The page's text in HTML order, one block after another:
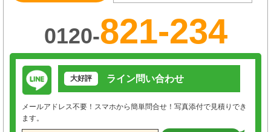
0120-821-234
大好評 ライン問い合わせ
メールアドレス不要！スマホから簡単問合せ！写真添付で見積りでき
ます。